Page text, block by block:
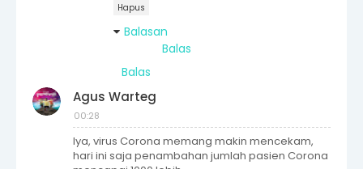
Hapus
Balasan
Balas
Balas
Agus Warteg
00:28
Iya, virus Corona memang makin mencekam,
hari ini saja penambahan jumlah pasien Corona